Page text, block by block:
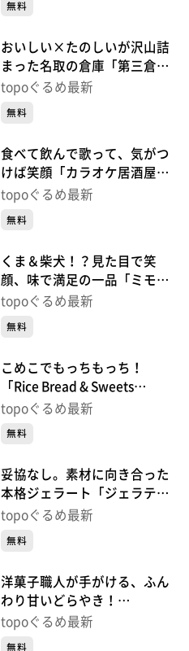
無料
おいしい×たのしいが沢山詰
まった名取の倉庫「第三倉庫
el camino」（名取市植松新
topoぐるめ最新
無料
食べて飲んで歌って、気がつ
けば笑顔「カラオケ居酒屋
KIMUCHIYA」（名取市大手
topoぐるめ最新
無料
くま＆柴犬！？見た目で笑
顔、味で満足の一品「ミモザ
チーズケーキ」（太白区袋
topoぐるめ最新
無料
こめこでもっちもっち！
「Rice Bread & Sweets
MonaMona 河原町店」（若
るめ】
topoぐるめ最新
無料
妥協なし。素材に向き合った
本格ジェラート「ジェラテリ
ア リベルタ」（泉区泉中
topoぐるめ最新
無料
洋菓子職人が手がける、ふん
わり甘いどらやき！
「Sweets Shop OZZY」（泉
topoぐるめ最新
無料